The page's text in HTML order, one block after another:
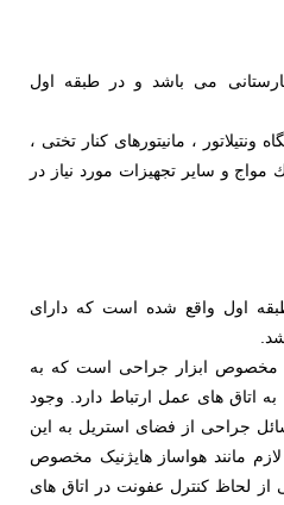
۱۲ تخت بیمارستانی می باشد و در طبقه اول
، مانيتورهای کنار تختی ،
و سایر تجهیزات مورد نیاز در
اول واقع شده است که دارای
مخصوص ابزار جراحی است که به
اتاق های عمل ارتباط دارد. وجود
جراحی از فضای استریل به این
لازم مانند هواساز هایژنیک مخصوص
از لحاظ کنترل عفونت در اتاق های